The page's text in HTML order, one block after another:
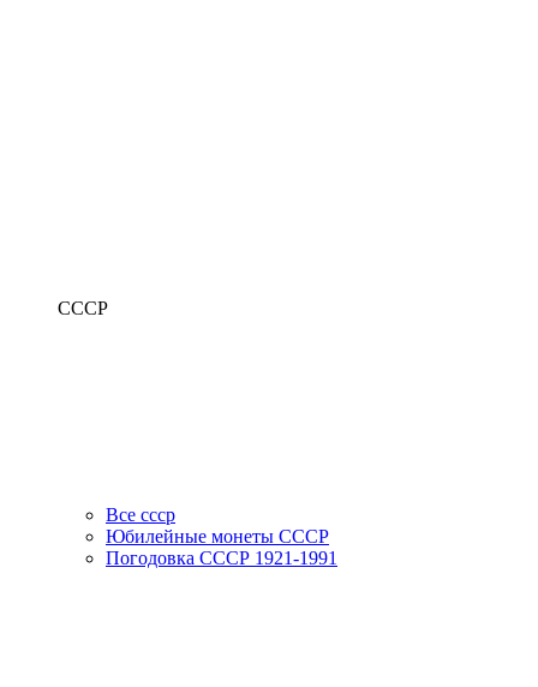
СССР
Все ссср
Юбилейные монеты СССР
Погодовка СССР 1921-1991